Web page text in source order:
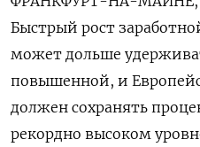
Быстрый рост
может дольше
повышенной, и
должен сохранять
рекордно высоком